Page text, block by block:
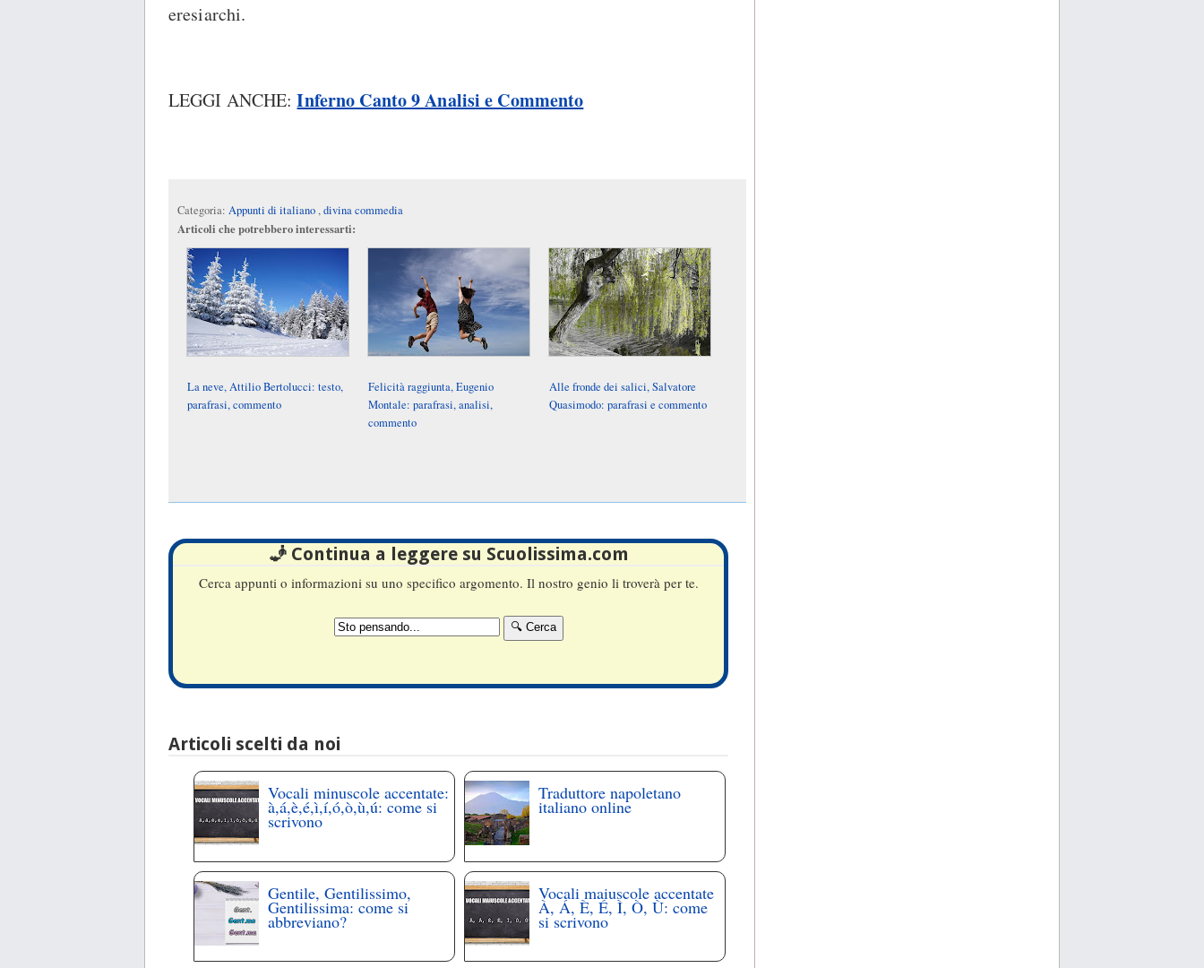
eresiarchi.
LEGGI ANCHE:Inferno Canto 9 Analisi e Commento
Categoria: Appunti di italiano,divina commedia
Articoli che potrebbero interessarti:
La neve, Attilio Bertolucci: testo,
parafrasi, commento
Felicità raggiunta, Eugenio
Montale: parafrasi, analisi,
commento
Alle fronde dei salici, Salvatore
Quasimodo: parafrasi e commento
🧞 Continua a leggere su Scuolissima.com
Cerca appunti o informazioni su uno specifico argomento. Il nostro genio li troverà per te.
Articoli scelti da noi
Vocali minuscole accentate:
à,á,è,é,ì,í,ó,ò,ù,ú: come si
scrivono
Traduttore napoletano
italiano online
Gentile, Gentilissimo,
Gentilissima: come si
abbreviano?
Vocali maiuscole accentate
À, Á, È, É, Ì, Ò, Ù: come
si scrivono